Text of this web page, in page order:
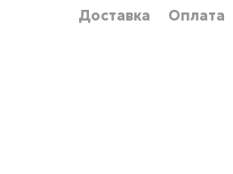
Доставка
Оплата